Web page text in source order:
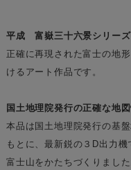
平成 富嶽三十六景シリーズ
正確に再現された富士の地
けるアート作品です。
国土地理院発行の正確な地
本品は国土地理院発行の基
もとに、最新鋭の３D出力機
富士山をかたちづくりまし